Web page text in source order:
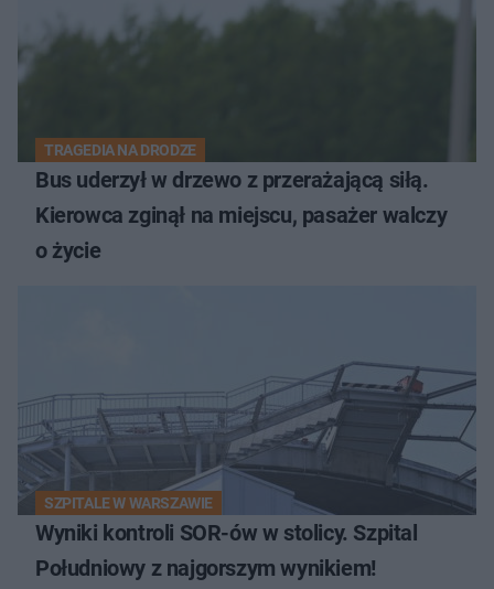
TRAGEDIA NA DRODZE
Bus uderzył w drzewo z przerażającą siłą.
Kierowca zginął na miejscu, pasażer walczy
o życie
SZPITALE W WARSZAWIE
Wyniki kontroli SOR-ów w stolicy. Szpital
Południowy z najgorszym wynikiem!